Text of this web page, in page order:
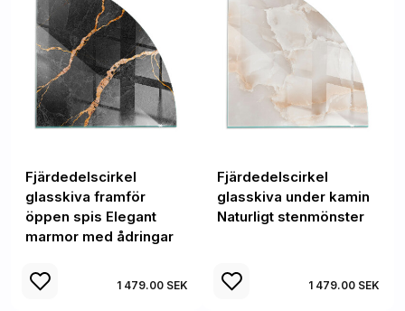
Fjärdedelscirkel
glasskiva framför
öppen spis Elegant
marmor med ådringar
1 479.00 SEK
Fjärdedelscirkel
glasskiva under kamin
Naturligt stenmönster
1 479.00 SEK